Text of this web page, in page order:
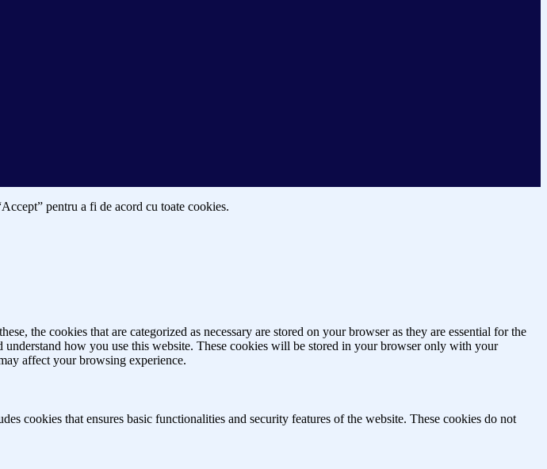
pentru a fi de acord cu toate cookies.
the cookies that are categorized as necessary are stored on your browser as they are essential for the
how you use this website. These cookies will be stored in your browser only with your
affect your browsing experience.
cookies that ensures basic functionalities and security features of the website. These cookies do not